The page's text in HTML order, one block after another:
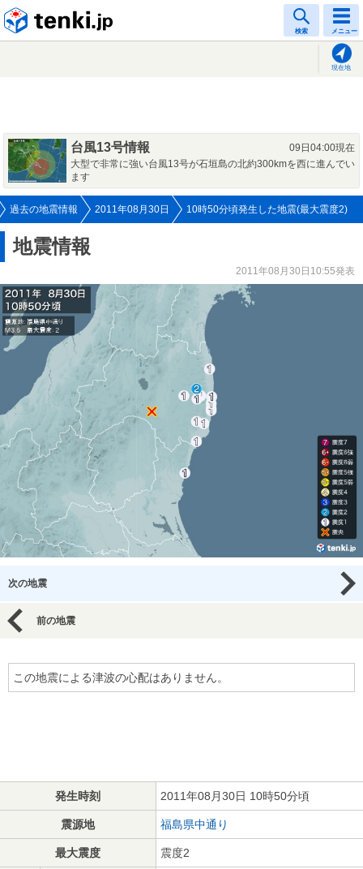
検索 メニュー
現在地
台風13号情報
09日04:00現在
大型で非常に強い台風13号が石垣島の北約300kmを西に進んでい
ます
過去の地震情報 2011年08月30日 10時50分頃発生した地震(最大震度2)
地震情報
2011年08月30日10:55発表
次の地震
前の地震
この地震による津波の心配はありません。
発生時刻 2011年08月30日 10時50分頃
震源地 福島県中通り
最大震度 震度2